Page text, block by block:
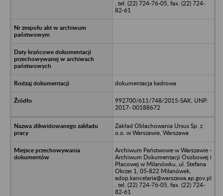
, tel. (22) 724-76-05, fax. (22) 724-
82-61
dokumentacja kadrowa
992700/611/748/2015-SAK, UNP:
2017- 00188672
Zakład Oblachowania Ursus Sp. z
o.o. w Warszawie, Warszawa
Archiwum Państwowe w Warszawie -
Archiwum Dokumentacji Osobowej i
Płacowej w Milanówku, ul. Stefana
Okrzei 1, 05-822 Milanówek,
adop.kancelaria@warszawa.ap.gov.pl
, tel. (22) 724-76-05, fax. (22) 724-
82-61